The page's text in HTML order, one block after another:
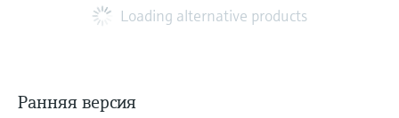
Loading alternative products
Ранняя версия